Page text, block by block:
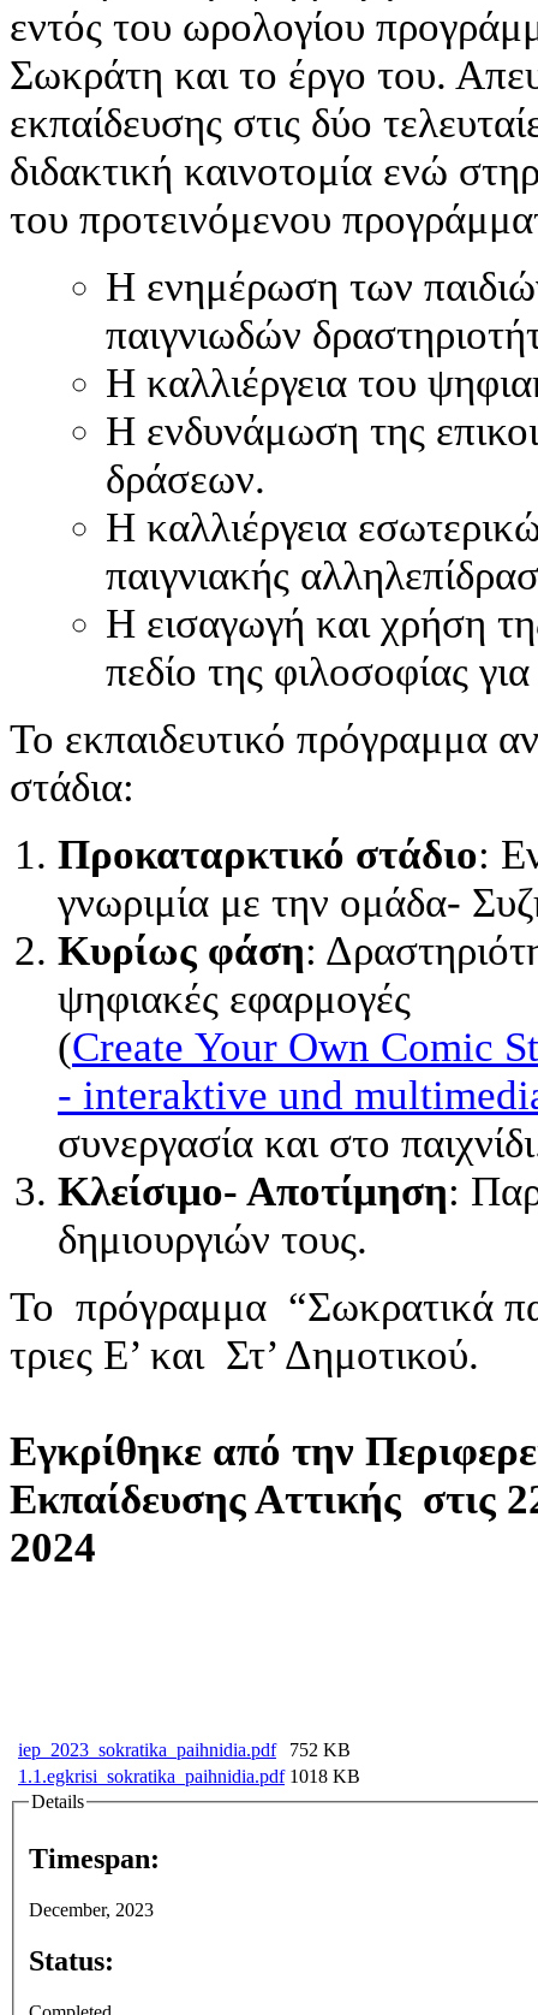
εντός του ωρολογίου
Σωκράτη και το έργο του.
εκπαίδευσης στις δύο
διδακτική καινοτομία ενώ
του προτεινόμενου
Η ενημέρωση των
παιγνιωδών
Η καλλιέργεια του
Η ενδυνάμωση της
δράσεων.
Η καλλιέργεια
παιγνιακής
Η εισαγωγή και χρήση
πεδίο της φιλοσοφίας για
Το εκπαιδευτικό πρόγραμμα
στάδια:
Προκαταρκτικό στάδιο:
γνωριμία με την ομάδα-
Κυρίως φάση:
ψηφιακές εφαρμογές
(Create Your Own Comic
- interaktive und
συνεργασία και στο
Κλείσιμο- Αποτίμηση:
δημιουργιών τους.
Το πρόγραμμα “Σωκρατικά
τριες Ε’ και Στ’ Δημοτικού.
Εγκρίθηκε από την
Εκπαίδευσης Αττικής στις
2024
iep_2023_sokratika_paihnidia.pdf
752 KB
1.1.egkrisi_sokratika_paihnidia.pdf 1018 KB
Details
Timespan:
December, 2023
Status: